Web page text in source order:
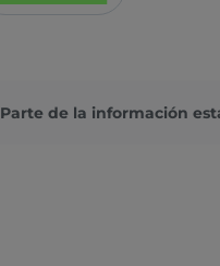
Parte de la información